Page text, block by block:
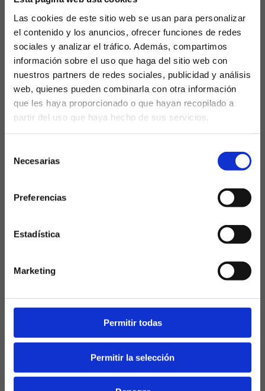
Las cookies de este sitio web se usan para personalizar
el contenido y los anuncios, ofrecer funciones de redes
sociales y analizar el tráfico. Además, compartimos
información sobre el uso que haga del sitio web con
nuestros partners de redes sociales, publicidad y análisis
web, quienes pueden combinarla con otra información
que les haya proporcionado o que hayan recopilado a
partir del uso que haya hecho de sus servicios.
Necesarias
Preferencias
Estadística
Marketing
Permitir todas
Permitir la selección
¿Eres mayor de edad?
SÍ, SOY MAYOR DE 18 AÑOS
Laquiniela.es es un sitio cuyo contenido está dirigido, única y
incorpora un filtro de edad al que se debe responder con
El Mundial 2026 ya tiene corazón, y late con
nombre propio: Trionda. Presentado por
Adidas como la pieza central de la cita
norteamericana, este balón no es solo un
objeto...
Oyarzabal y una increíble
racha anotadora con España
es aquel que, sin hacer ruido, se convierte en